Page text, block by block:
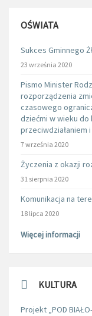
OŚWIATA
Sukces Gminnego
23 września 2020
Pismo Minister
rozporządzenia
czasowego
dziećmi w wieku do
przeciwdziałaniem i
7 września 2020
Życzenia z okazji
31 sierpnia 2020
Komunikacja na
18 lipca 2020
Więcej informacji
KULTURA
Projekt „POD